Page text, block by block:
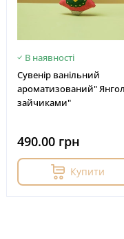
В наявності
Сувенір ванільний
ароматизований"
зайчиками"
490.00 грн
Купити